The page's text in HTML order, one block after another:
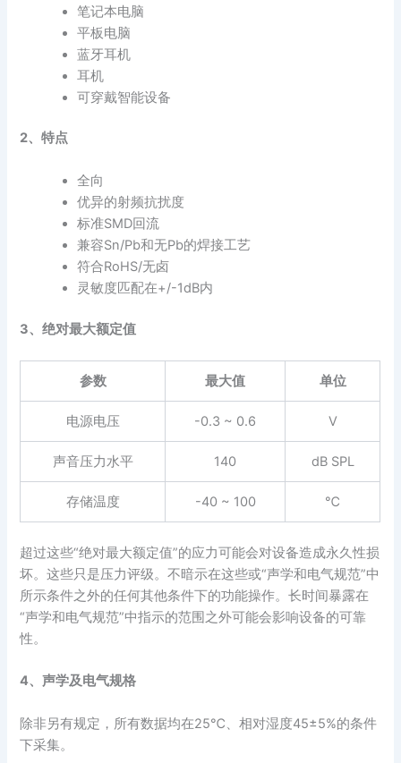
笔记本电脑
平板电脑
蓝牙耳机
耳机
可穿戴智能设备
2、特点
全向
优异的射频抗扰度
标准SMD回流
兼容Sn/Pb和无Pb的焊接工艺
符合RoHS/无卤
灵敏度匹配在+/-1dB内
3、绝对最大额定值
参数 最大值 单位
电源电压 -0.3 ~ 0.6 V
声音压力水平 140 dB SPL
存储温度 -40 ~ 100 ℃
超过这些“绝对最大额定值”的应力可能会对设备造成永久性损
坏。这些只是压力评级。不暗示在这些或“声学和电气规范”中
所示条件之外的任何其他条件下的功能操作。长时间暴露在
“声学和电气规范”中指示的范围之外可能会影响设备的可靠
性。
4、声学及电气规格
除非另有规定，所有数据均在25℃、相对湿度45±5%的条件
下采集。